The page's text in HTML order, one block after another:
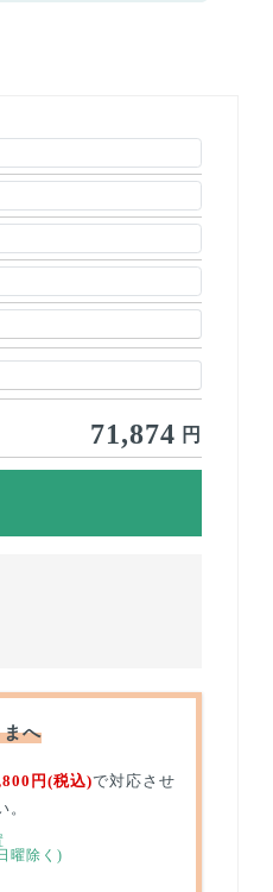
71,874 円
まへ
円(税込)で対応させ
曜除く)